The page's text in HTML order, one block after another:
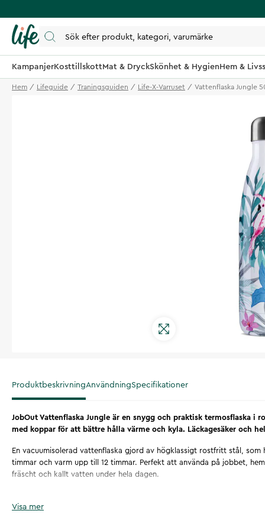
KampanjerKosttillskottMat & DryckSkönhet & HygienHem &
Hem Lifeguide Traningsguiden Life-X-Varruset Vattenflaska Jungle
ProduktbeskrivningAnvändningSpecifikationer
JobOut Vattenflaska Jungle är en snygg och praktisk termosflaska i
med koppar för att bättre hålla värme och kyla. Läckagesäker och
En vacuumisolerad vattenflaska gjord av högklassigt rostfritt stål,
timmar och varm upp till 12 timmar. Perfekt att använda på jobbet,
fräscht och kallt vatten under hela dagen.
silikontätning. Tillverkad av högkvalitativt 304-stål i två lager och
Visa mer